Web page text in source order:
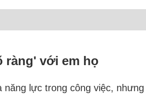
ràng' với em họ
lực trong công việc,